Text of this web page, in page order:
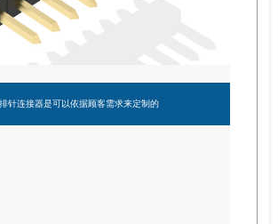
排针连接器是可以依据顾客需求来定制的